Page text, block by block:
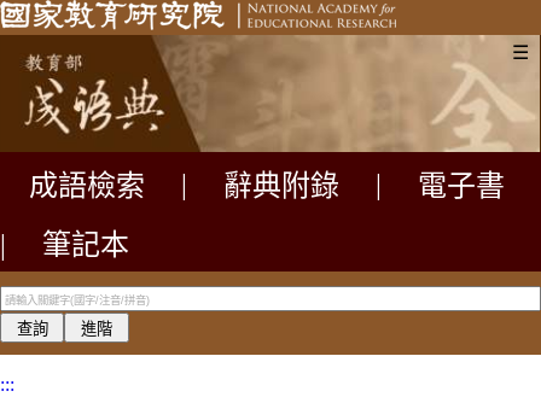
☰
成語檢索 辭典附錄
電子書
|
筆記本
:::